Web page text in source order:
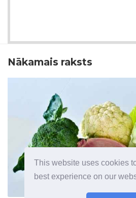
This website uses cookies
best experience on our
Nākamais raksts